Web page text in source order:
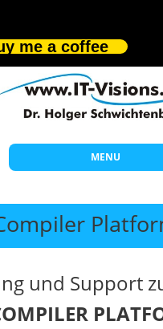
me a coffee
MENU
Start
Themen
Individuelle Schulungen
Offene Seminare
und Support